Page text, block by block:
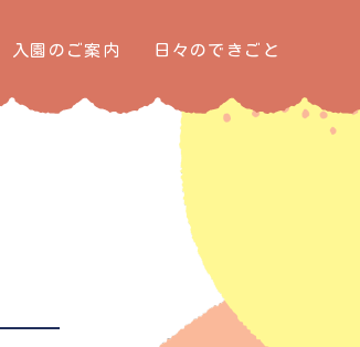
入園のご案内 日々のできごと